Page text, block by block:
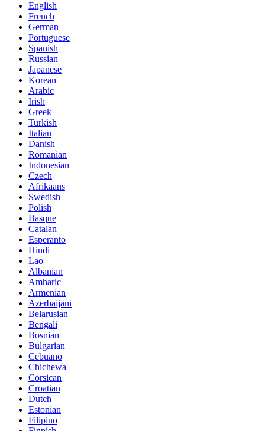
English
French
German
Portuguese
Spanish
Russian
Japanese
Korean
Arabic
Irish
Greek
Turkish
Italian
Danish
Romanian
Indonesian
Czech
Afrikaans
Swedish
Polish
Basque
Catalan
Esperanto
Hindi
Lao
Albanian
Amharic
Armenian
Azerbaijani
Belarusian
Bengali
Bosnian
Bulgarian
Cebuano
Chichewa
Corsican
Croatian
Dutch
Estonian
Filipino